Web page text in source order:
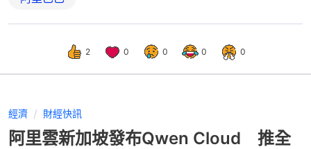
2 0 0 0 0
經濟 財經快訊
阿里雲新加坡發布Qwen Cloud 推全